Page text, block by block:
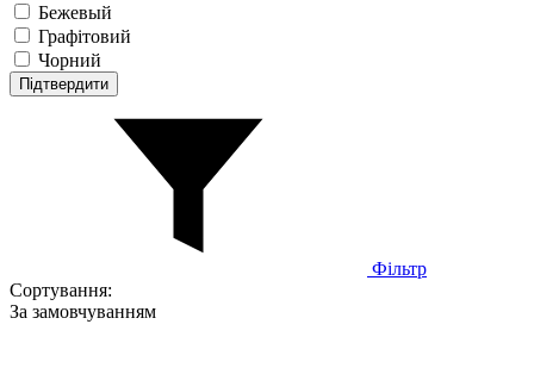
Бежевый
Графітовий
Чорний
Підтвердити
Фільтр
Сортування:
За замовчуванням